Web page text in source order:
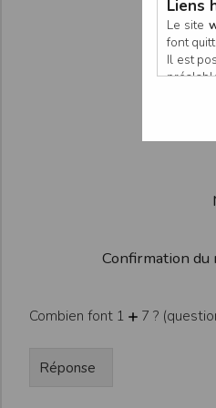
Confirmation du
Combien font 1 7 ?
Liens
Le site
font
Il est